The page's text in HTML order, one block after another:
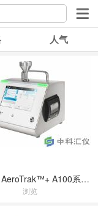
人气
美国TSI AeroTrak™+ A100系列便携式粒子计数器
浏览